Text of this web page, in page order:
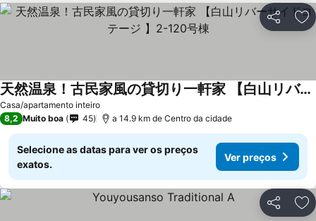
Partilhar
Casa/apartamento inteiro
天然温泉！古民家風の貸切り一軒家 【白山リバーサイドコテージ 】2-120号棟
8,2 Muito boa 45 a 14.9 km de Centro da cidade
Selecione as datas para ver os preços
exatos.
Ver preços
Partilhar